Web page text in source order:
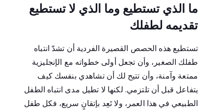
ما الذي تستطيع وما الذي لا تستطيع
تقديمه لطفلك
تستطيع هذه الحصص القصيرة الفردية أن تشدّ انتباه
طفلك الصغير، وأن تجعل أولى خطواته مع الإنجليزية
ممتعة وآمنة، وأن تتيح لك أن تشاهدي بنفسك كيف
يتفاعل قبل أن تلتزمي. لكنها لا تطيل مدى انتباه الطفل
الطبيعي في هذا العمر، ولا تَعِد بإتقانٍ سريع، فكل طفل